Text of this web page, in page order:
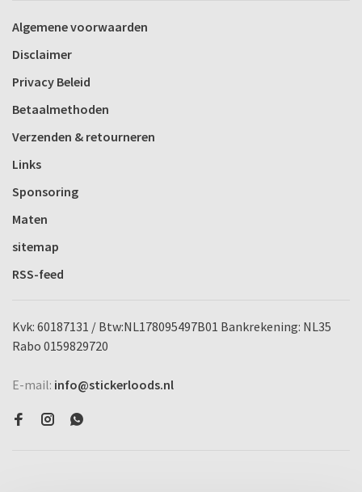
Algemene voorwaarden
Disclaimer
Privacy Beleid
Betaalmethoden
Verzenden & retourneren
Links
Sponsoring
Maten
sitemap
RSS-feed
Kvk: 60187131 / Btw:NL178095497B01 Bankrekening: NL35
Rabo 0159829720
E-mail: info@stickerloods.nl